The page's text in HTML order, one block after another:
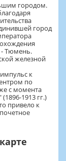
городом.
город
- Тюмень.
железной
к
по
с момента
1913 гг.)
привело к